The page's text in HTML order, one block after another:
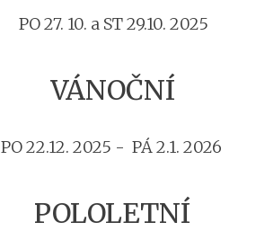
PO 27. 10. a ST 29.10. 2025
VÁNOČNÍ
PO 22.12. 2025 - PÁ 2.1. 2026
POLOLETNÍ